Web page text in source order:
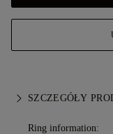
SZCZEGÓŁY
Ring information: